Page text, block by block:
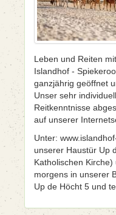
Leben und Reiten
Islandhof -
ganzjährig geöffnet
Unser sehr
Reitkenntnisse
auf unserer
Unter:
unserer Haustür Up
Katholischen
morgens in unserer
Up de Höcht 5 und